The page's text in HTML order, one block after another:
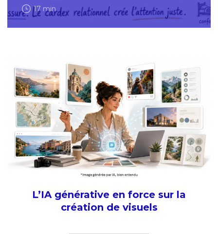
17 min
L’IA générative en force sur la
création de visuels